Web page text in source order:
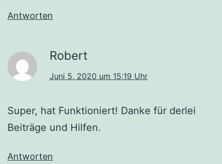
Antworten
Robert
Juni 5, 2020 um 15:19 Uhr
Super, hat Funktioniert! Danke für derlei
Beiträge und Hilfen.
Antworten